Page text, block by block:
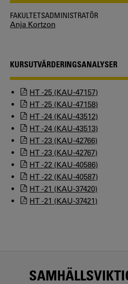
FAKULTETSADMINISTRATÖR
Anja Kortzon
KURSUTVÄRDERINGSANALYSER
HT -25 (KAU-47157)
HT -25 (KAU-47158)
HT -24 (KAU-43512)
HT -24 (KAU-43513)
HT -23 (KAU-42766)
HT -23 (KAU-42767)
HT -22 (KAU-40586)
HT -22 (KAU-40587)
HT -21 (KAU-37420)
HT -21 (KAU-37421)